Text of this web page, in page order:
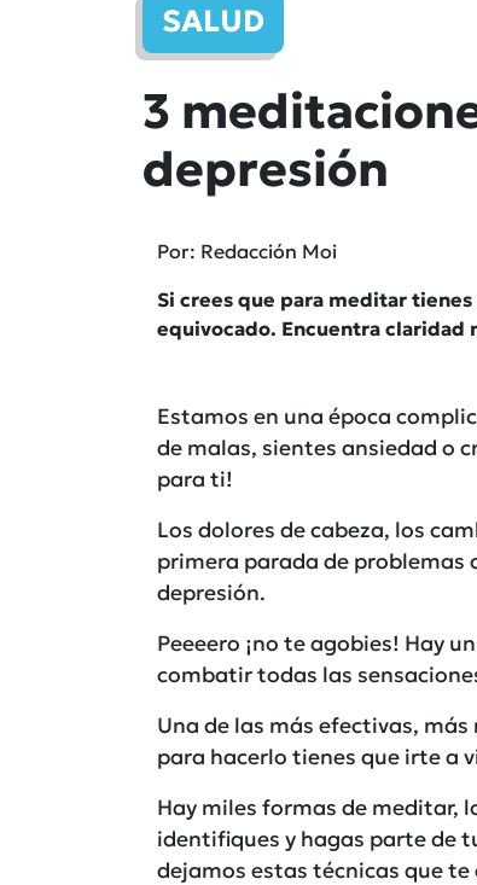
SALUD
3
depresión
Por: Redacción Moi
Si crees que para meditar
equivocado. Encuentra claridad
Estamos en una época
de malas, sientes ansiedad o
para ti!
Los dolores de cabeza, los
primera parada de problemas
depresión.
Peeeero ¡no te agobies! Hay
combatir todas las
Una de las más efectivas,
para hacerlo tienes que irte a
Hay miles formas de meditar,
identifiques y hagas parte de
dejamos estas técnicas que